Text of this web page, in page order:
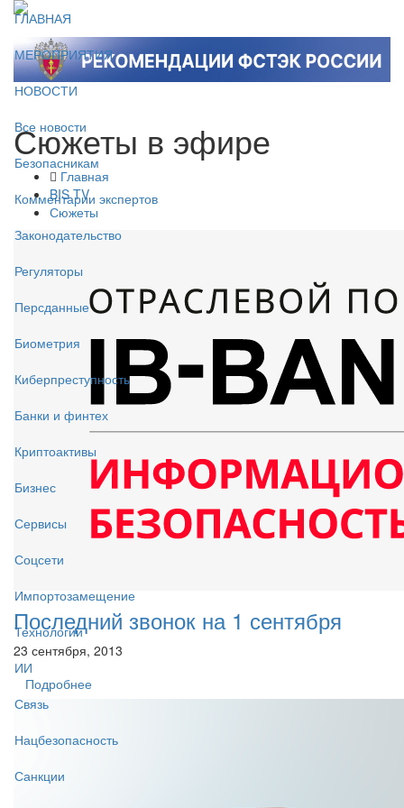
ГЛАВНАЯ
МЕРОПРИЯТИЯ
НОВОСТИ
Все новости
Безопасникам
Комментарии экспертов
Законодательство
Регуляторы
Персданные
Биометрия
Киберпреступность
Банки и финтех
Криптоактивы
Бизнес
Сервисы
Соцсети
Импортозамещение
Технологии
ИИ
Связь
Нацбезопасность
Санкции
Сюжеты в эфире
Главная
BIS TV
Сюжеты
Последний звонок на 1 сентября
23 сентября, 2013
Подробнее